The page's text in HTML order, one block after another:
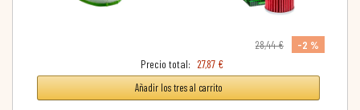
28,44 €
-2 %
Precio total: 27,87 €
Añadir los tres al carrito